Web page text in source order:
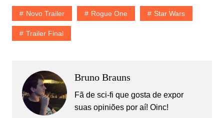
Novo Trailer Rogue One Star Wars
Trailer Final
Bruno Brauns
Fã de sci-fi que gosta de expor
suas opiniões por aí! Oinc!